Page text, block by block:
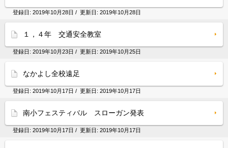
登録日: 2019年10月28日 / 更新日: 2019年10月28日
１，４年 交通安全教室
登録日: 2019年10月23日 / 更新日: 2019年10月25日
なかよし全校遠足
登録日: 2019年10月17日 / 更新日: 2019年10月17日
南小フェスティバル スローガン発表
登録日: 2019年10月17日 / 更新日: 2019年10月17日